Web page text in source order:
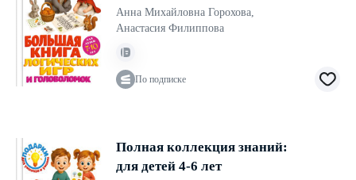
7-10 лет
Анна Михайловна Горохова,
Анастасия Филиппова
По подписке
Полная коллекция знаний:
для детей 4-6 лет